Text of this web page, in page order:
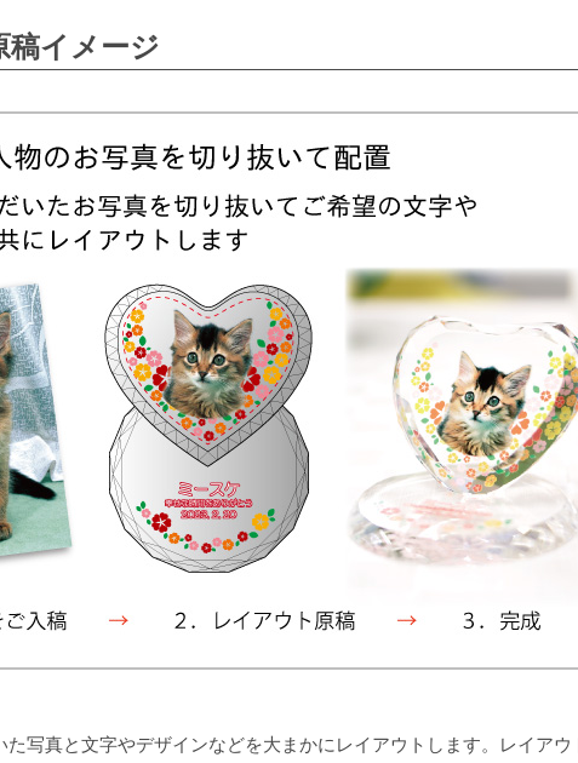
イメージ
た写真と文字やデザインなどを大まかにレイアウトします。レイア